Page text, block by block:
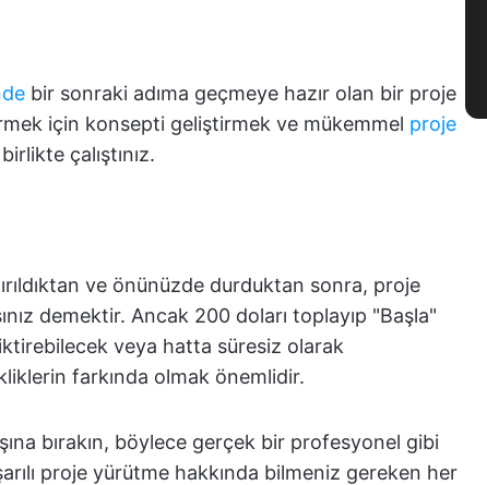
bir sonraki adıma geçmeye hazır olan bir proje
için konsepti geliştirmek ve mükemmel proje
çalıştınız.
ve önünüzde durduktan sonra, proje
demektir. Ancak 200 doları toplayıp "Başla"
veya hatta süresiz olarak
farkında olmak önemlidir.
bırakın, böylece gerçek bir profesyonel gibi
proje yürütme hakkında bilmeniz gereken her